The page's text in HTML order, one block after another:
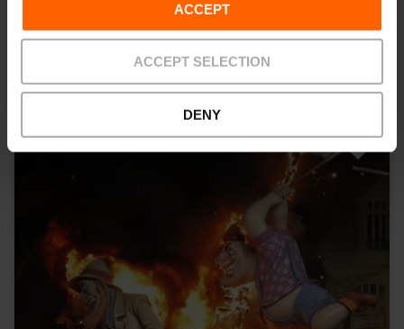
ACCEPT
ACCEPT SELECTION
DENY